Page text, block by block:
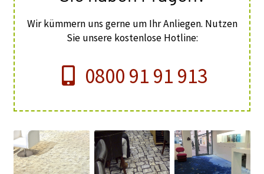
Wir kümmern uns gerne um Ihr Anliegen. Nutzen
Sie unsere kostenlose Hotline:
0800 91 91 913